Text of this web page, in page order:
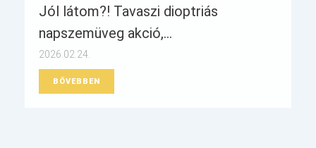
Jól látom?! Tavaszi dioptriás
napszemüveg akció,...
2026.02.24.
BŐVEBBEN